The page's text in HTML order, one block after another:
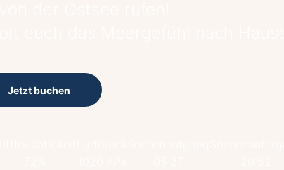
Jetzt buchen